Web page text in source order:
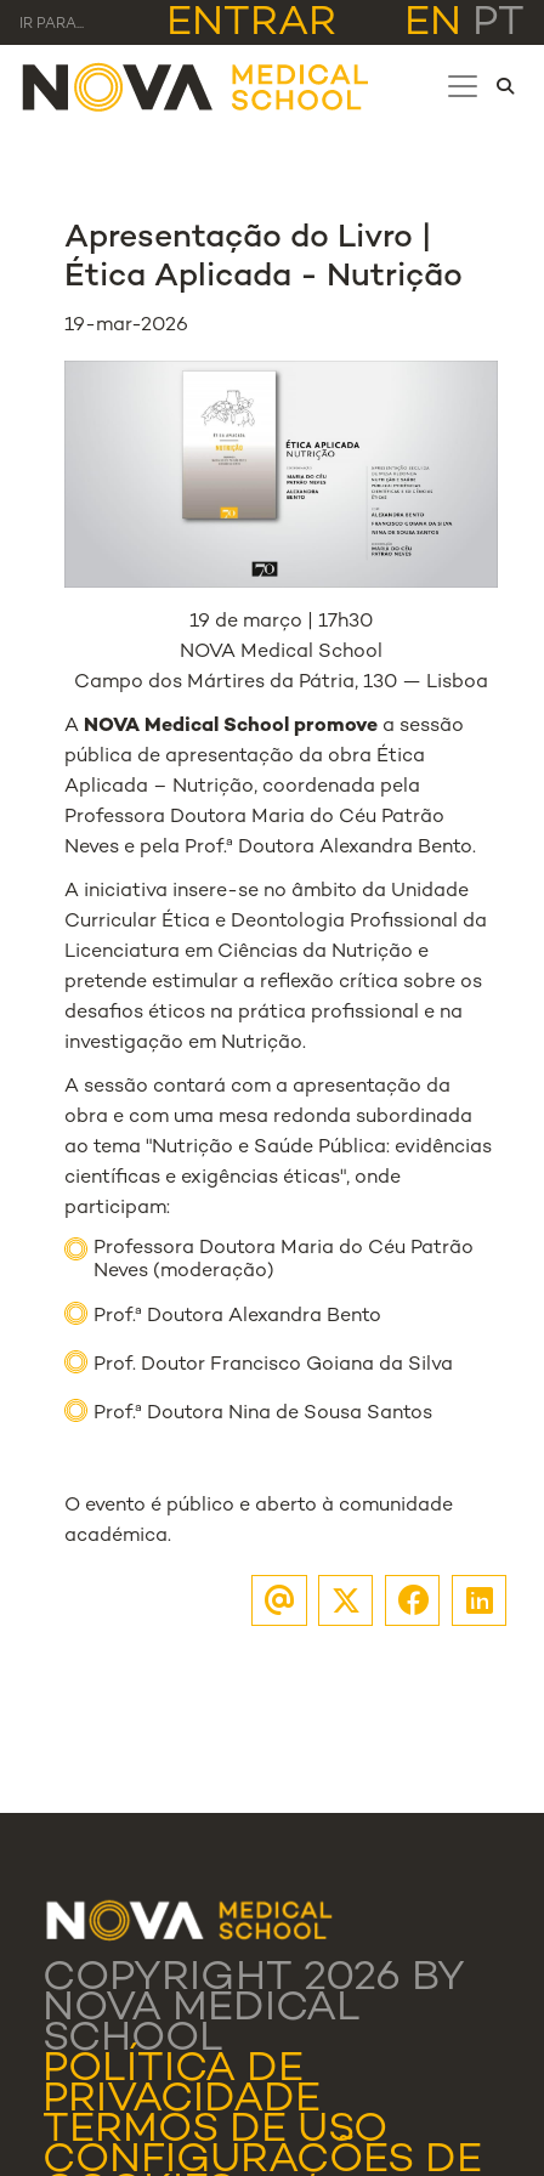
IR PARA... ENTRAR EN PT
Apresentação do Livro |
Ética Aplicada - Nutrição
19-mar-2026
19 de março | 17h30
NOVA Medical School
Campo dos Mártires da Pátria, 130 — Lisboa
A NOVA Medical School promove a sessão
pública de apresentação da obra Ética
Aplicada – Nutrição, coordenada pela
Professora Doutora Maria do Céu Patrão
Neves e pela Prof.ª Doutora Alexandra Bento.
A iniciativa insere-se no âmbito da Unidade
Curricular Ética e Deontologia Profissional da
Licenciatura em Ciências da Nutrição e
pretende estimular a reflexão crítica sobre os
desafios éticos na prática profissional e na
investigação em Nutrição.
A sessão contará com a apresentação da
obra e com uma mesa redonda subordinada
ao tema "Nutrição e Saúde Pública: evidências
científicas e exigências éticas", onde
participam:
Professora Doutora Maria do Céu Patrão
Neves (moderação)
Prof.ª Doutora Alexandra Bento
Prof. Doutor Francisco Goiana da Silva
Prof.ª Doutora Nina de Sousa Santos
O evento é público e aberto à comunidade
académica.
COPYRIGHT 2026 BY
NOVA MEDICAL
SCHOOL
POLÍTICA DE
PRIVACIDADE
TERMOS DE USO
CONFIGURAÇÕES DE